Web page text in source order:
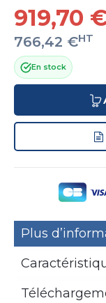
919,70
766,42 €HT
En stock
Plus